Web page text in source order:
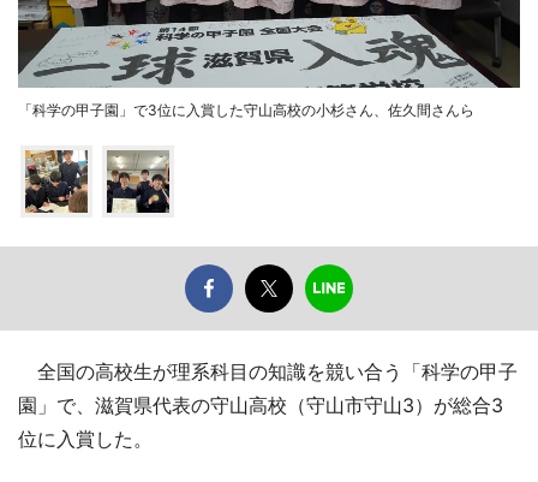
「科学の甲子園」で3位に入賞した守山高校の小杉さん、佐久間さんら
全国の高校生が理系科目の知識を競い合う「科学の甲子
園」で、滋賀県代表の守山高校（守山市守山3）が総合3
位に入賞した。